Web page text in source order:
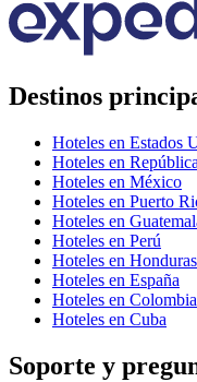
Destinos
Hoteles en Estados
Hoteles en
Hoteles en México
Hoteles en Puerto
Hoteles en
Hoteles en Perú
Hoteles en Honduras
Hoteles en España
Hoteles en Colombia
Hoteles en Cuba
Soporte y